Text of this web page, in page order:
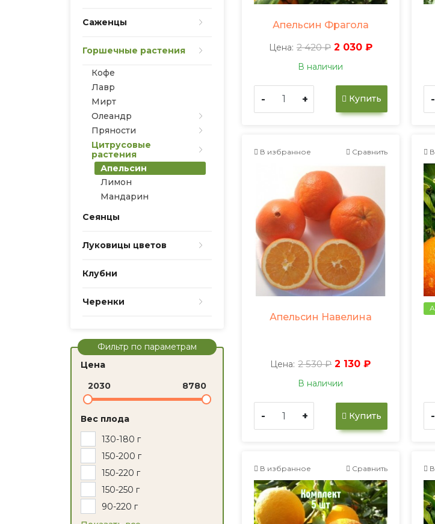
Саженцы
Горшечные растения
Кофе
Лавр
Мирт
Олеандр
Пряности
Цитрусовые
растения
Апельсин
Лимон
Мандарин
Сеянцы
Луковицы цветов
Клубни
Черенки
Фильтр по параметрам
Цена
2030
8780
Вес плода
130-180 г
150-200 г
150-220 г
150-250 г
90-220 г
Апельсин Фрагола
Цена: 2 420 ₽ 2 030 ₽
В наличии
- + Купить -
В избранное Сравнить
Апельсин Навелина
Цена: 2 530 ₽ 2 130 ₽
В наличии
- + Купить -
В избранное Сравнить